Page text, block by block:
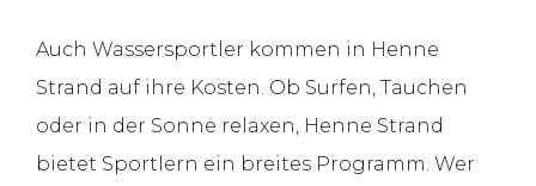
Auch Wassersportler kommen in Henne
Strand auf ihre Kosten. Ob Surfen, Tauchen
oder in der Sonne relaxen, Henne Strand
bietet Sportlern ein breites Programm. Wer